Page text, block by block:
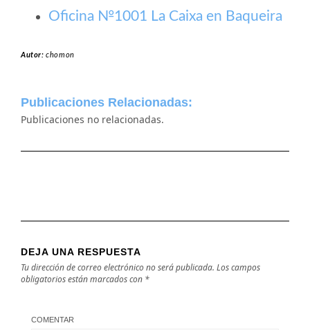
Oficina №1001 La Caixa en Baqueira
Autor:chomon
Publicaciones Relacionadas:
Publicaciones no relacionadas.
DEJA UNA RESPUESTA
Tu dirección de correo electrónico no será publicada. Los campos
obligatorios están marcados con *
COMENTAR